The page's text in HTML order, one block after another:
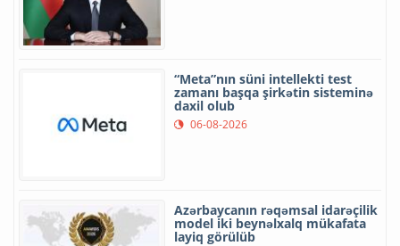
“Meta”nın süni intellekti test
zamanı başqa şirkətin sisteminə
daxil olub
06-08-2026
Azərbaycanın rəqəmsal idarəçilik
model iki beynəlxalq mükafata
layiq görülüb